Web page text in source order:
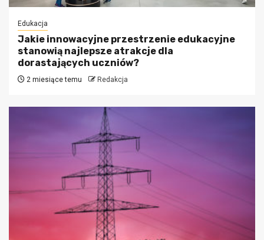
Edukacja
Jakie innowacyjne przestrzenie edukacyjne
stanowią najlepsze atrakcje dla
dorastających uczniów?
2 miesiące temu Redakcja